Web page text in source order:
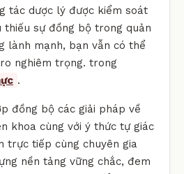
tác dược lý được kiểm soát
sự đồng bộ trong quản
lành mạnh, bạn vẫn có thể
nghiêm trọng. trong
.
đồng bộ các giải pháp về
khoa cùng với ý thức tự giác
trực tiếp cùng chuyên gia
nền tảng vững chắc, đem